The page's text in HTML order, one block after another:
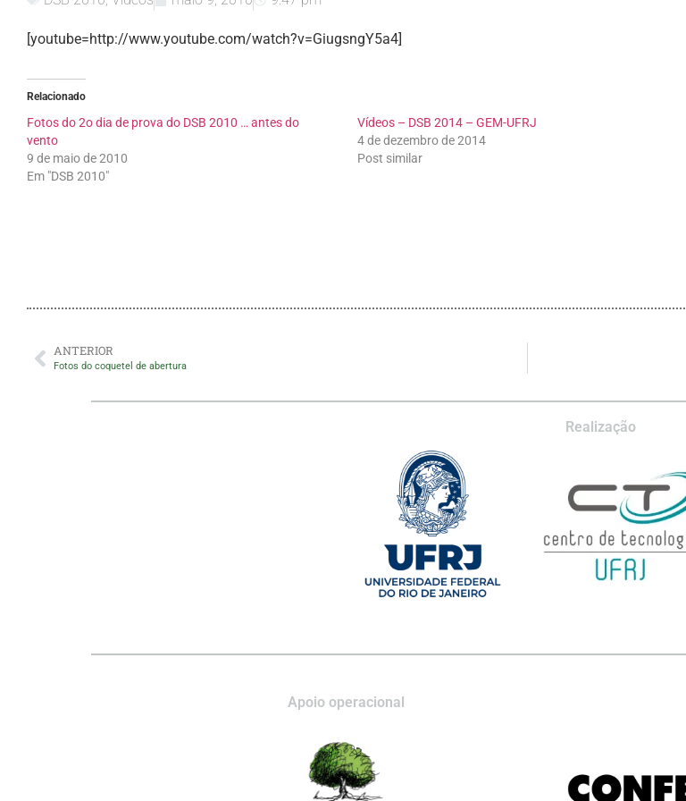
[youtube=http://www.youtube.com/watch?v=GiugsngY5a4]
Relacionado
Fotos do 2o dia de prova do DSB 2010 … antes do
vento
9 de maio de 2010
Em "DSB 2010"
Vídeos – DSB 2014 – GEM-UFRJ
4 de dezembro de 2014
Post similar
ANTERIOR
Fotos do coquetel de abertura
Realização
Apoio operacional